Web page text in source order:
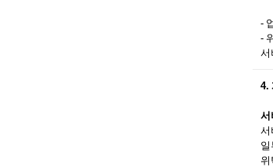
-
-
서
4.
서
서
일
위